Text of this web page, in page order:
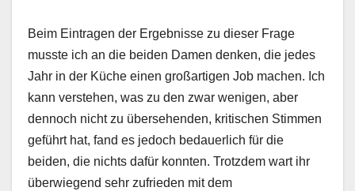
Beim Eintragen der Ergebnisse zu dieser Frage
musste ich an die beiden Damen denken, die jedes
Jahr in der Küche einen großartigen Job machen. Ich
kann verstehen, was zu den zwar wenigen, aber
dennoch nicht zu übersehenden, kritischen Stimmen
geführt hat, fand es jedoch bedauerlich für die
beiden, die nichts dafür konnten. Trotzdem wart ihr
überwiegend sehr zufrieden mit dem